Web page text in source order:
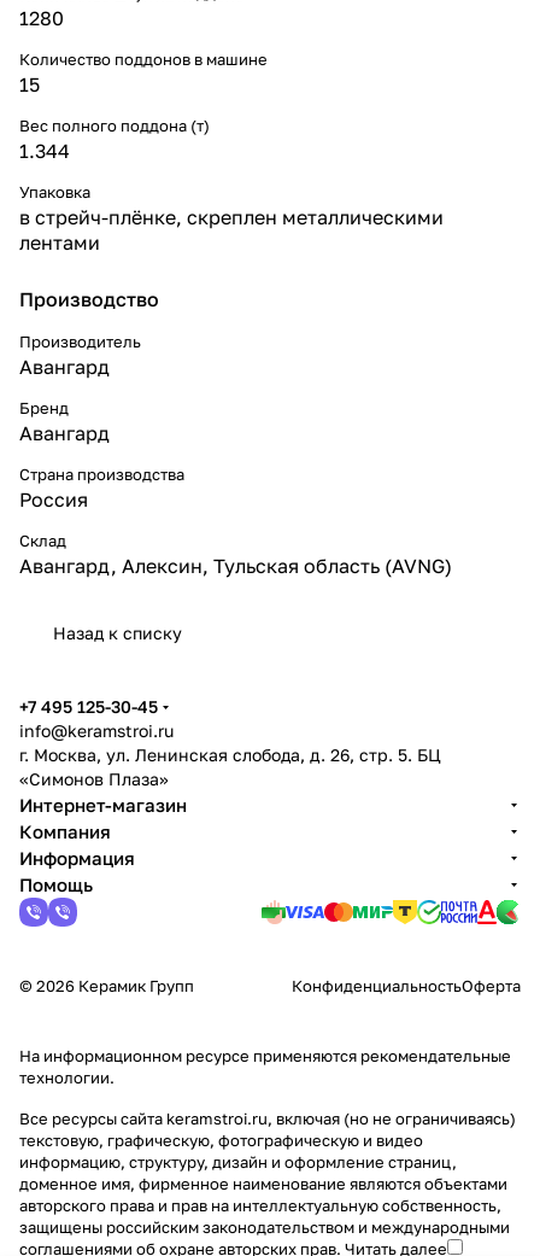
1280
Количество поддонов в машине
15
Вес полного поддона (т)
1.344
Упаковка
в стрейч-плёнке, скреплен металлическими
лентами
Производство
Производитель
Авангард
Бренд
Авангард
Страна производства
Россия
Склад
Авангард, Алексин, Тульская область (AVNG)
Назад к списку
+7 495 125-30-45
info@keramstroi.ru
г. Москва, ул. Ленинская слобода, д. 26, стр. 5. БЦ
«Симонов Плаза»
Интернет-магазин
Компания
Информация
Помощь
© 2026 Керамик Групп КонфиденциальностьОферта
На информационном ресурсе применяются рекомендательные
технологии.
Все ресурсы сайта keramstroi.ru, включая (но не ограничиваясь)
текстовую, графическую, фотографическую и видео
информацию, структуру, дизайн и оформление страниц,
доменное имя, фирменное наименование являются объектами
авторского права и прав на интеллектуальную собственность,
защищены российским законодательством и международными
соглашениями об охране авторских прав. Читать далее